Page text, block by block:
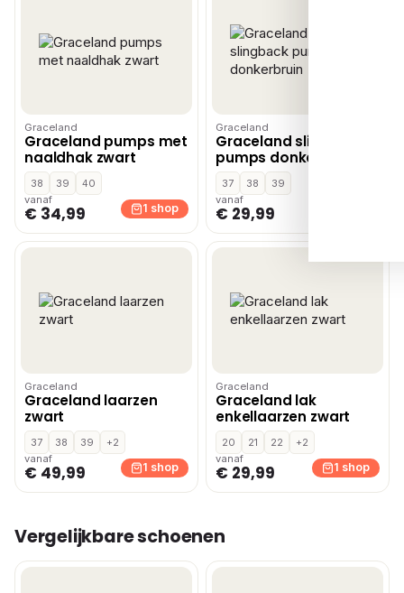
Graceland
Graceland pumps met
naaldhak zwart
38 39
40
vanaf
€ 34,99 1 shop
Graceland
Graceland slingback
pumps donkerbruin
37 38
39
vanaf
€ 29,99
Graceland
Graceland laarzen
zwart
37 38 39
+2
vanaf
€ 49,99 1 shop
Graceland
Graceland lak
enkellaarzen zwart
20 21 22
+2
vanaf
€ 29,99 1 shop
Vergelijkbare schoenen